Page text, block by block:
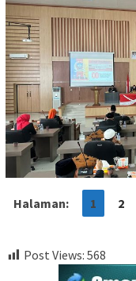
Halaman: 1 2
Post Views: 568